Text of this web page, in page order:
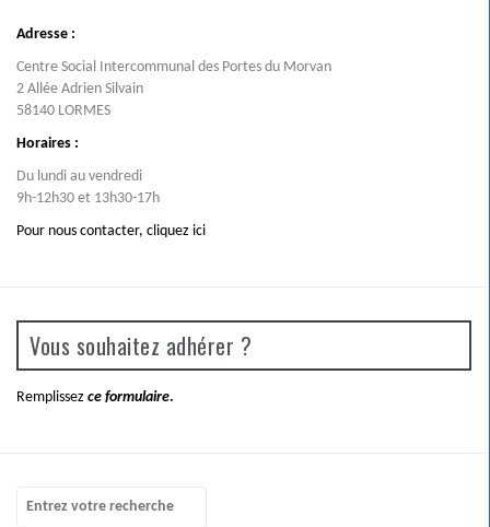
Adresse :
Centre Social Intercommunal des Portes du Morvan
2 Allée Adrien Silvain
58140 LORMES
Horaires :
Du lundi au vendredi
9h-12h30 et 13h30-17h
Pour nous contacter, cliquez ici
Vous souhaitez adhérer ?
Remplissez ce formulaire.